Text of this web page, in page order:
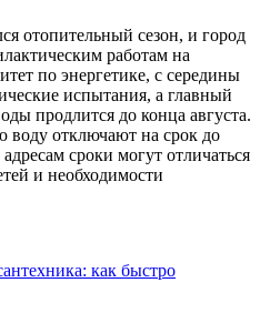
отопительный сезон, и город
работам на
по энергетике, с середины
испытания, а главный
продлится до конца августа.
воду отключают на срок до
сроки могут отличаться
и необходимости
как быстро